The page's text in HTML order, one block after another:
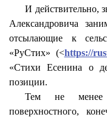
И действительно,
Александровича
отсылающие к
«РуСтих» (<https://
«Стихи Есенина о
позиции.
Тем не менее
поверхностного,